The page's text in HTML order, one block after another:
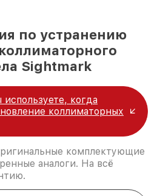
по устранению
Sightmark
используете, когда
коллиматорных
комплектующие
аналоги. На всё